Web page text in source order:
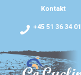
Kontakt
+45 51 36 34 01